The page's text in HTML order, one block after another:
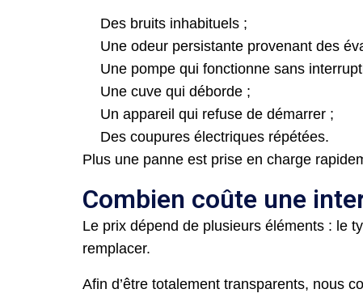
Des bruits inhabituels ;
Une odeur persistante provenant des
Une pompe qui fonctionne sans
Une cuve qui déborde ;
Un appareil qui refuse de démarrer ;
Des coupures électriques répétées.
Plus une panne est prise en charge
Combien coûte une
Le prix dépend de plusieurs éléments : le
remplacer.
Afin d’être totalement transparents, nous